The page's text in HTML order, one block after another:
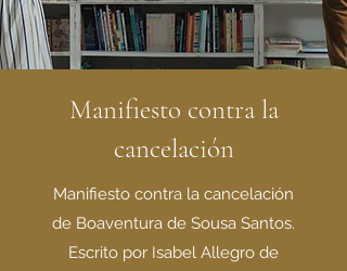
Manifiesto contra la
cancelación
Manifiesto contra la cancelación
de Boaventura de Sousa Santos.
Escrito por Isabel Allegro de